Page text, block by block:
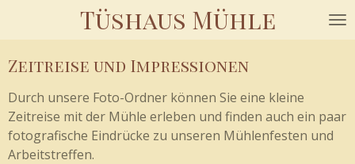
Tüshaus Mühle
Zeitreise und Impressionen
Durch unsere Foto-Ordner können Sie eine kleine
Zeitreise mit der Mühle erleben und finden auch ein paar
fotografische Eindrücke zu unseren Mühlenfesten und
Arbeitstreffen.